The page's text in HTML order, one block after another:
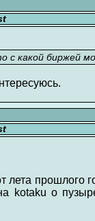
с какой биржей
лета прошлого
kotaku о